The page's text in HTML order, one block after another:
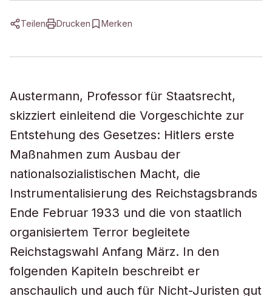
Teilen Drucken Merken
Austermann, Professor für Staatsrecht,
skizziert einleitend die Vorgeschichte zur
Entstehung des Gesetzes: Hitlers erste
Maßnahmen zum Ausbau der
nationalsozialistischen Macht, die
Instrumentalisierung des Reichstagsbrands
Ende Februar 1933 und die von staatlich
organisiertem Terror begleitete
Reichstagswahl Anfang März. In den
folgenden Kapiteln beschreibt er
anschaulich und auch für Nicht-Juristen gut